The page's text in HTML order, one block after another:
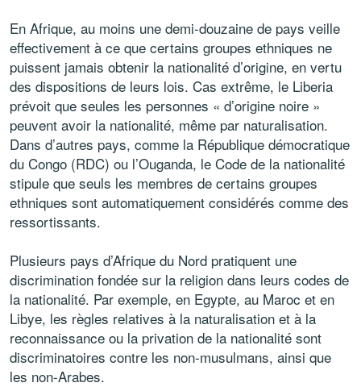
En Afrique, au moins une demi-douzaine de pays veille
effectivement à ce que certains groupes ethniques ne
puissent jamais obtenir la nationalité d’origine, en vertu
des dispositions de leurs lois. Cas extrême, le Liberia
prévoit que seules les personnes « d’origine noire »
peuvent avoir la nationalité, même par naturalisation.
Dans d’autres pays, comme la République démocratique
du Congo (RDC) ou l’Ouganda, le Code de la nationalité
stipule que seuls les membres de certains groupes
ethniques sont automatiquement considérés comme des
ressortissants.
Plusieurs pays d’Afrique du Nord pratiquent une
discrimination fondée sur la religion dans leurs codes de
la nationalité. Par exemple, en Egypte, au Maroc et en
Libye, les règles relatives à la naturalisation et à la
reconnaissance ou la privation de la nationalité sont
discriminatoires contre les non-musulmans, ainsi que
les non-Arabes.